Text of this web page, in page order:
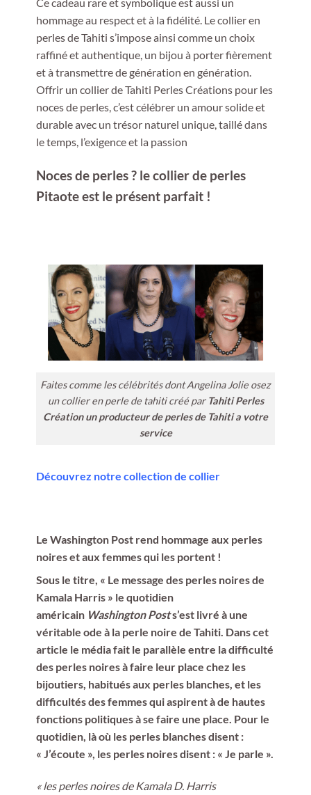
hommage au respect et à la fidélité. Le collier en
perles de Tahiti s’impose ainsi comme un choix
raffiné et authentique, un bijou à porter fièrement
et à transmettre de génération en génération.
Offrir un collier de Tahiti Perles Créations pour les
noces de perles, c’est célébrer un amour solide et
durable avec un trésor naturel unique, taillé dans
le temps, l’exigence et la passion
Noces de perles ? le collier de perles
Pitaote est le présent parfait !
Faites comme les célébrités dont Angelina Jolie osez
un collier en perle de tahiti créé par Tahiti Perles
Création un producteur de perles de Tahiti a votre
service
Découvrez notre collection de collier
Le Washington Post rend hommage aux perles
noires et aux femmes qui les portent !
Sous le titre, « Le message des perles noires de
Kamala Harris » le quotidien
américain Washington Posts’est livré à une
véritable ode à la perle noire de Tahiti. Dans cet
article le média fait le parallèle entre la difficulté
des perles noires à faire leur place chez les
bijoutiers, habitués aux perles blanches, et les
difficultés des femmes qui aspirent à de hautes
fonctions politiques à se faire une place. Pour le
quotidien, là où les perles blanches disent :
« J’écoute », les perles noires disent : « Je parle ».
« les perles noires de Kamala D. Harris